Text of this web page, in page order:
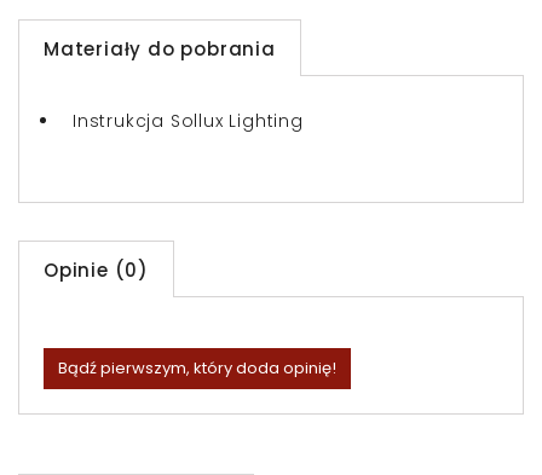
Materiały do pobrania
Instrukcja Sollux Lighting
Opinie (0)
Bądź pierwszym, który doda opinię!